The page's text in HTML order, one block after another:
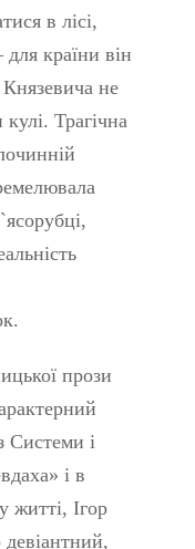
в лісі,
країни він
Князевича не
Трагічна
прози
Системи і
і в
житті, Ігор